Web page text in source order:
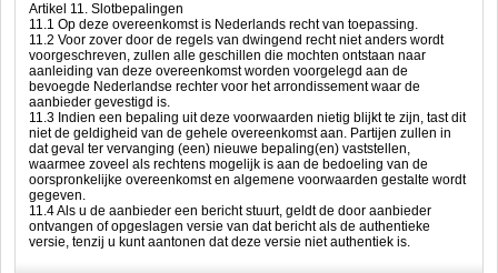
Artikel 11. Slotbepalingen
11.1 Op deze overeenkomst is Nederlands recht van toepassing.
11.2 Voor zover door de regels van dwingend recht niet anders wordt
voorgeschreven, zullen alle geschillen die mochten ontstaan naar
aanleiding van deze overeenkomst worden voorgelegd aan de
bevoegde Nederlandse rechter voor het arrondissement waar de
aanbieder gevestigd is.
11.3 Indien een bepaling uit deze voorwaarden nietig blijkt te zijn, tast dit
niet de geldigheid van de gehele overeenkomst aan. Partijen zullen in
dat geval ter vervanging (een) nieuwe bepaling(en) vaststellen,
waarmee zoveel als rechtens mogelijk is aan de bedoeling van de
oorspronkelijke overeenkomst en algemene voorwaarden gestalte wordt
gegeven.
11.4 Als u de aanbieder een bericht stuurt, geldt de door aanbieder
ontvangen of opgeslagen versie van dat bericht als de authentieke
versie, tenzij u kunt aantonen dat deze versie niet authentiek is.